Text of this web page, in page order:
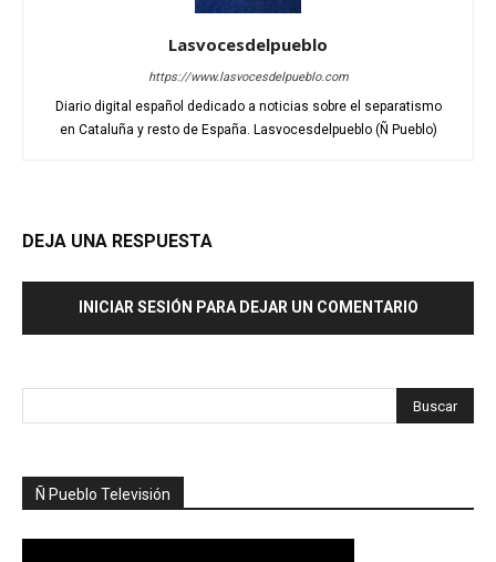
Lasvocesdelpueblo
https://www.lasvocesdelpueblo.com
Diario digital español dedicado a noticias sobre el separatismo
en Cataluña y resto de España. Lasvocesdelpueblo (Ñ Pueblo)
DEJA UNA RESPUESTA
INICIAR SESIÓN PARA DEJAR UN COMENTARIO
Ñ Pueblo Televisión